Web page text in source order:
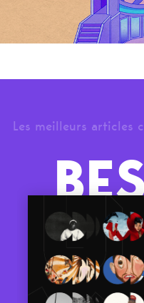
Les meilleurs articles